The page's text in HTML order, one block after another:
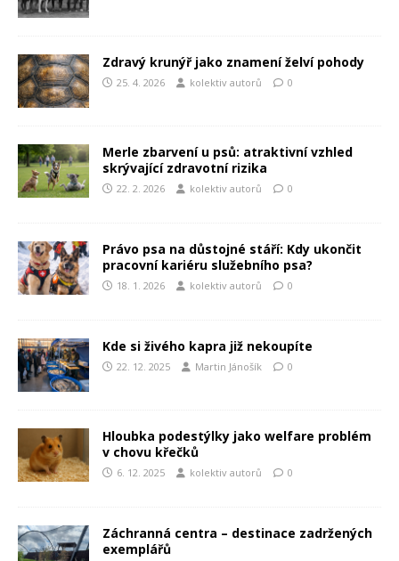
Zdravý krunýř jako znamení želví pohody
25. 4. 2026 kolektiv autorů 0
Merle zbarvení u psů: atraktivní vzhled
skrývající zdravotní rizika
22. 2. 2026 kolektiv autorů 0
Právo psa na důstojné stáří: Kdy ukončit
pracovní kariéru služebního psa?
18. 1. 2026 kolektiv autorů 0
Kde si živého kapra již nekoupíte
22. 12. 2025 Martin Jánošík 0
Hloubka podestýlky jako welfare problém
v chovu křečků
6. 12. 2025 kolektiv autorů 0
Záchranná centra – destinace zadržených
exemplářů